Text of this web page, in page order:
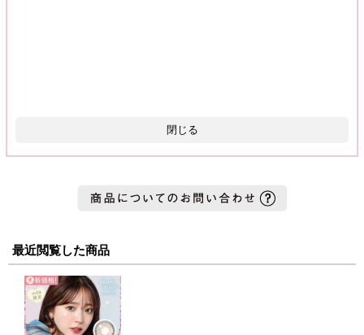
閉じる
最近閲覧した商品